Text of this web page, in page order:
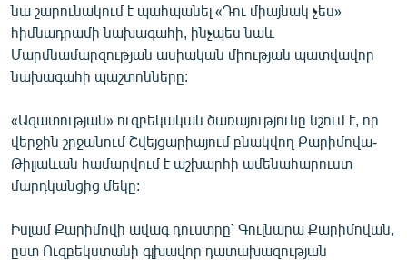
«Ազատության» բոլոր կայքերը
նա շարունակում է պահպանել «Դու միայնակ չես»
հիմնադրամի նախագահի, ինչպես նաև
Մարմնամարզության ասիական միության պատվավոր
նախագահի պաշտոնները:
«Ազատության» ուզբեկական ծառայությունը նշում է, որ
վերջին շրջանում Շվեյցարիայում բնակվող Քարիմովա-
Թիլյաևան համարվում է աշխարհի ամենահարուստ
մարդկանցից մեկը:
Իսլամ Քարիմովի ավագ դուստրը՝ Գուլնարա Քարիմովան,
ըստ Ուզբեկստանի գլխավոր դատախազության